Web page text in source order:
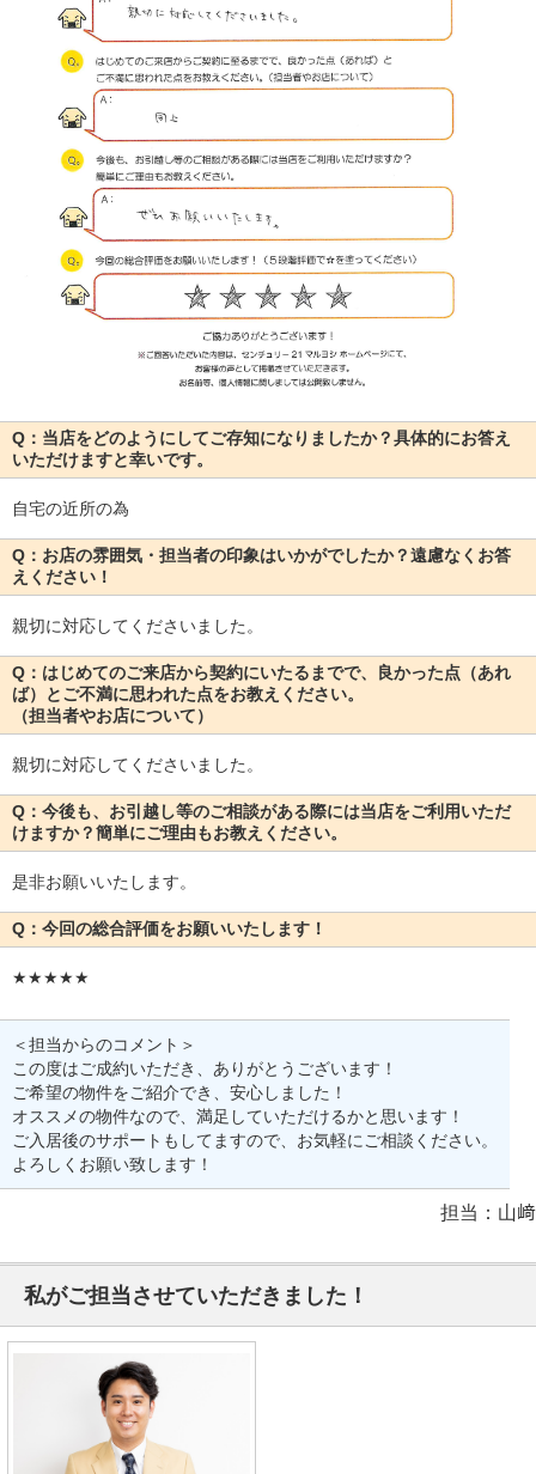
Q：当店をどのようにしてご存知になりましたか？具体的にお答え
いただけますと幸いです。
自宅の近所の為
Q：お店の雰囲気・担当者の印象はいかがでしたか？遠慮なくお答
えください！
親切に対応してくださいました。
Q：はじめてのご来店から契約にいたるまでで、良かった点（あれ
ば）とご不満に思われた点をお教えください。
（担当者やお店について）
親切に対応してくださいました。
Q：今後も、お引越し等のご相談がある際には当店をご利用いただ
けますか？簡単にご理由もお教えください。
是非お願いいたします。
Q：今回の総合評価をお願いいたします！
★★★★★
＜担当からのコメント＞
この度はご成約いただき、ありがとうございます！
ご希望の物件をご紹介でき、安心しました！
オススメの物件なので、満足していただけるかと思います！
ご入居後のサポートもしてますので、お気軽にご相談ください。
よろしくお願い致します！
担当：山﨑
私がご担当させていただきました！